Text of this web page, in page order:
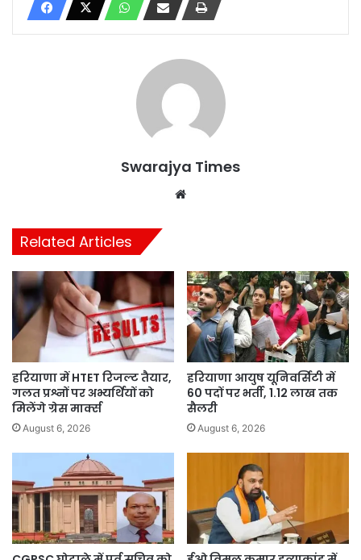
Swarajya Times
Related Articles
हरियाणा में HTET रिजल्ट तैयार,
गलत प्रश्नों पर अभ्यर्थियों को
मिलेंगे ग्रेस मार्क्स
August 6, 2026
हरियाणा आयुष यूनिवर्सिटी में
60 पदों पर भर्ती, 1.12 लाख तक
सैलरी
August 6, 2026